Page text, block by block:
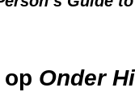
op Onder